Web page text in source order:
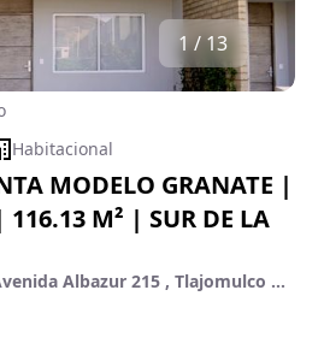
1 / 13
Habitacional
MODELO GRANATE |
116.13 M² | SUR DE LA
Albazur Residencial - Avenida Albazur 215 , Tlajomulco De Zúñiga, Jalisco